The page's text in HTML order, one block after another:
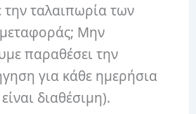
την ταλαιπωρία των
Μην
παραθέσει την
για κάθε ημερήσια
διαθέσιμη).